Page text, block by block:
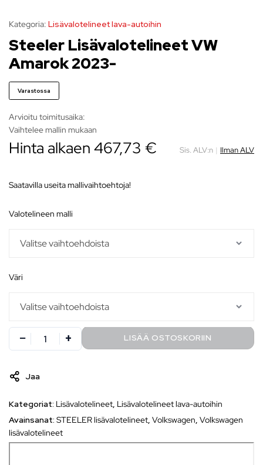
Kategoria: Lisävalotelineet lava-autoihin
Steeler Lisävalotelineet VW
Amarok 2023-
Varastossa
Arvioitu toimitusaika:
Vaihtelee mallin mukaan
Hinta alkaen 467,73 € Sis. ALV:n | Ilman ALV
Saatavilla useita mallivaihtoehtoja!
valotelineen malli
väri
LISÄÄ OSTOSKORIIN
Jaa
Kategoriat: Lisävalotelineet, Lisävalotelineet lava-autoihin
Avainsanat: STEELER lisävalotelineet, Volkswagen, Volkswagen
lisävalotelineet